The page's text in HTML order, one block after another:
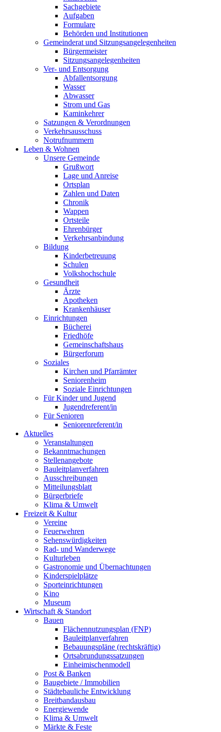
Sachgebiete
Aufgaben
Formulare
Behörden und Institutionen
Gemeinderat und Sitzungsangelegenheiten
Bürgermeister
Sitzungsangelegenheiten
Ver- und Entsorgung
Abfallentsorgung
Wasser
Abwasser
Strom und Gas
Kaminkehrer
Satzungen & Verordnungen
Verkehrsausschuss
Notrufnummern
Leben & Wohnen
Unsere Gemeinde
Grußwort
Lage und Anreise
Ortsplan
Zahlen und Daten
Chronik
Wappen
Ortsteile
Ehrenbürger
Verkehrsanbindung
Bildung
Kinderbetreuung
Schulen
Volkshochschule
Gesundheit
Ärzte
Apotheken
Krankenhäuser
Einrichtungen
Bücherei
Friedhöfe
Gemeinschaftshaus
Bürgerforum
Soziales
Kirchen und Pfarrämter
Seniorenheim
Soziale Einrichtungen
Für Kinder und Jugend
Jugendreferent/in
Für Senioren
Seniorenreferent/in
Aktuelles
Veranstaltungen
Bekanntmachungen
Stellenangebote
Bauleitplanverfahren
Ausschreibungen
Mitteilungsblatt
Bürgerbriefe
Klima & Umwelt
Freizeit & Kultur
Vereine
Feuerwehren
Sehenswürdigkeiten
Rad- und Wanderwege
Kulturleben
Gastronomie und Übernachtungen
Kinderspielplätze
Sporteinrichtungen
Kino
Museum
Wirtschaft & Standort
Bauen
Flächennutzungsplan (FNP)
Bauleitplanverfahren
Bebauungspläne (rechtskräftig)
Ortsabrundungssatzungen
Einheimischenmodell
Post & Banken
Baugebiete / Immobilien
Städtebauliche Entwicklung
Breitbandausbau
Energiewende
Klima & Umwelt
Märkte & Feste